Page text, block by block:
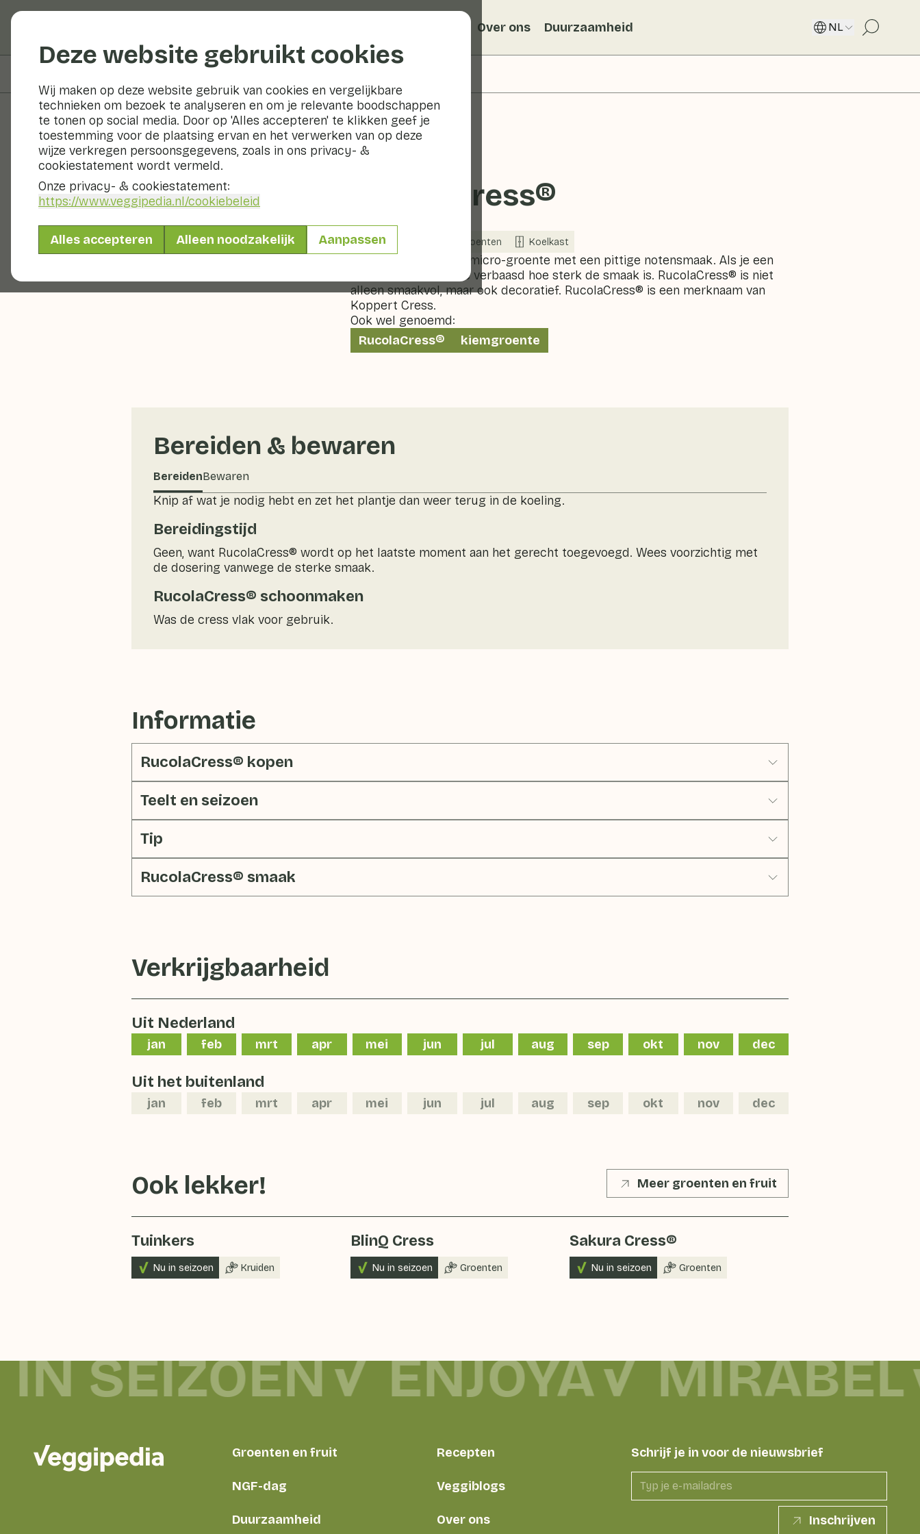
Deze website gebruikt cookies
Wij maken op deze website gebruik van cookies en vergelijkbare
technieken om bezoek te analyseren en om je relevante boodschappen
te tonen op social media. Door op 'Alles accepteren' te klikken geef je
toestemming voor de plaatsing ervan en het verwerken van op deze
wijze verkregen persoonsgegevens, zoals in ons privacy- &
cookiestatement wordt vermeld.
Onze privacy- & cookiestatement:
https://www.veggipedia.nl/cookiebeleid
Alles accepteren Alleen noodzakelijk Aanpassen
Over ons Duurzaamheid NL
Groenten en fruit
RucolaCress®
Nu in seizoen Groenten Koelkast
RucolaCress® is een micro-groente met een pittige notensmaak. Als je een
blaadje proeft, ben je verbaasd hoe sterk de smaak is. RucolaCress® is niet
alleen smaakvol, maar ook decoratief. RucolaCress® is een merknaam van
Koppert Cress.
Ook wel genoemd:
RucolaCress®
kiemgroente
Bereiden & bewaren
BereidenBewaren
Knip af wat je nodig hebt en zet het plantje dan weer terug in de koeling.
Bereidingstijd
Geen, want RucolaCress® wordt op het laatste moment aan het gerecht toegevoegd. Wees voorzichtig met
de dosering vanwege de sterke smaak.
RucolaCress® schoonmaken
Was de cress vlak voor gebruik.
Informatie
RucolaCress® kopen
Teelt en seizoen
Tip
RucolaCress® smaak
Verkrijgbaarheid
Uit Nederland
jan feb mrt apr mei jun jul aug sep okt nov dec
Uit het buitenland
jan feb mrt apr mei jun jul aug sep okt nov dec
Ook lekker! Meer groenten en fruit
Tuinkers
Nu in seizoen Kruiden
BlinQ Cress
Nu in seizoen Groenten
Sakura Cress®
Nu in seizoen Groenten
SEIZOEN ENJOYA MIRABEL
Groenten en fruit Recepten
NGF-dag Veggiblogs
Duurzaamheid Over ons
Schrijf je in voor de nieuwsbrief
Inschrijven